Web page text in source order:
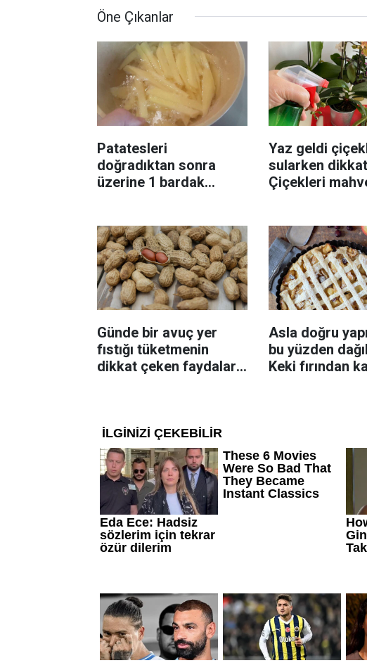
Öne Çıkanlar
Patatesleri
doğradıktan sonra
üzerine 1 bardak
Yaz geldi
sularken
Çiçekleri
Günde bir avuç yer
fıstığı tüketmenin
dikkat çeken faydaları:
Asla doğru
bu yüzden
Keki fırından